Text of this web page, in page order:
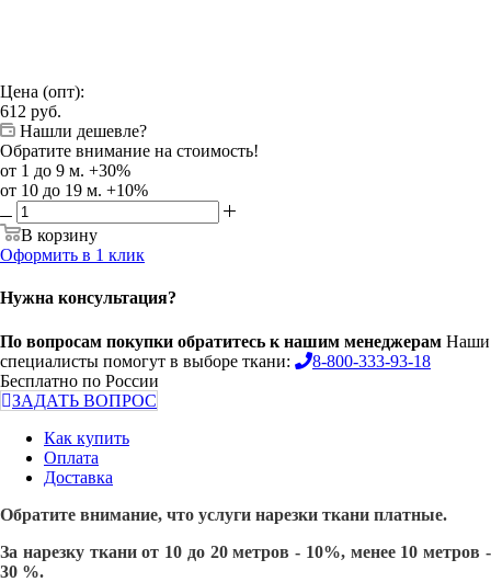
Цена (опт):
612 руб.
Нашли дешевле?
Обратите внимание на стоимость!
от 1 до 9 м. +30%
от 10 до 19 м. +10%
В корзину
Оформить в 1 клик
Нужна консультация?
По вопросам покупки обратитесь к нашим менеджерам Наши
специалисты помогут в выборе ткани:
8-800-333-93-18
Бесплатно по России
ЗАДАТЬ ВОПРОС
Как купить
Оплата
Доставка
Обратите внимание, что услуги нарезки ткани платные.
За нарезку ткани от 10 до 20 метров - 10%, менее 10 метров -
30 %.